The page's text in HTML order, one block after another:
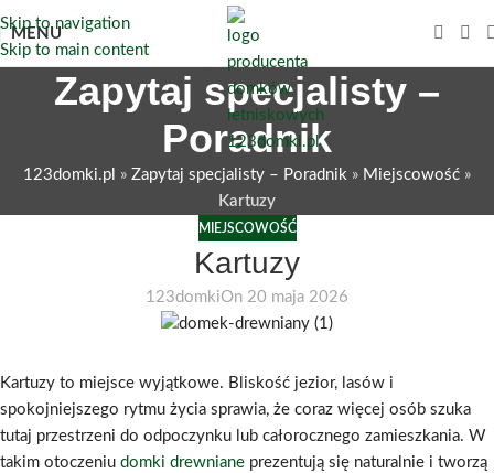
Skip to navigation
Skip to main content
MENU
Zapytaj specjalisty –
Poradnik
123domki.pl » Zapytaj specjalisty – Poradnik » Miejscowość »
Kartuzy
MIEJSCOWOŚĆ
Kartuzy
123domkiOn 20 maja 2026
Kartuzy to miejsce wyjątkowe. Bliskość jezior, lasów i
spokojniejszego rytmu życia sprawia, że coraz więcej osób szuka
tutaj przestrzeni do odpoczynku lub całorocznego zamieszkania. W
takim otoczeniu domki drewniane prezentują się naturalnie i tworzą